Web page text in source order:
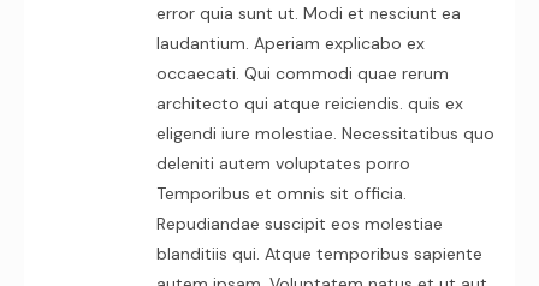
error quia sunt ut. Modi et nesciunt ea
laudantium. Aperiam explicabo ex
occaecati. Qui commodi quae rerum
architecto qui atque reiciendis. quis ex
eligendi iure molestiae. Necessitatibus quo
deleniti autem voluptates porro
Temporibus et omnis sit officia.
Repudiandae suscipit eos molestiae
blanditiis qui. Atque temporibus sapiente